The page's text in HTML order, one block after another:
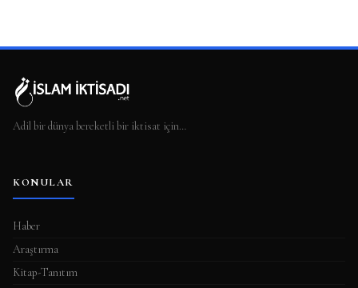
Adil bir dünya bereketli bir iktisat için…
KONULAR
Haber
Araştırma
Kitap-Tanıtım